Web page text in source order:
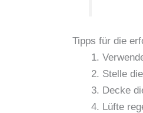
Tipps für die
Stelle
Decke
Lüfte